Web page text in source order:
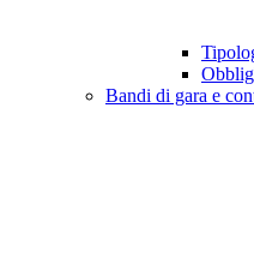
Bandi di gara e